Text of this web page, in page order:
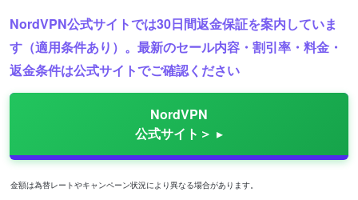
NordVPN公式サイトでは30日間返金保証を案内していま
す（適用条件あり）。最新のセール内容・割引率・料金・
返金条件は公式サイトでご確認ください
NordVPN
公式サイト＞
金額は為替レートやキャンペーン状況により異なる場合があります。